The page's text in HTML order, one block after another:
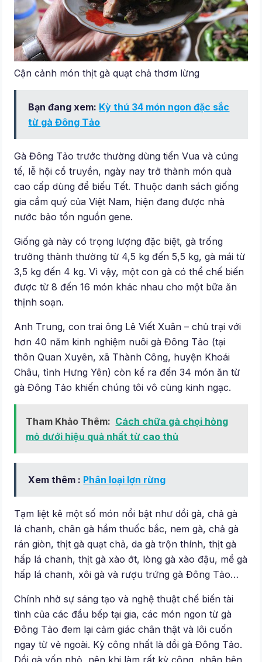
Cận cảnh món thịt gà quạt chả thơm lừng
Bạn đang xem: Kỳ thú 34 món ngon đặc sắc
từ gà Đông Tảo
Gà Đông Tảo trước thường dùng tiến Vua và cúng
tế, lễ hội cổ truyền, ngày nay trở thành món quà
cao cấp dùng để biếu Tết. Thuộc danh sách giống
gia cầm quý của Việt Nam, hiện đang được nhà
nước bảo tồn nguồn gene.
Giống gà này có trọng lượng đặc biệt, gà trống
trưởng thành thường từ 4,5 kg đến 5,5 kg, gà mái từ
3,5 kg đến 4 kg. Vì vậy, một con gà có thể chế biến
được từ 8 đến 16 món khác nhau cho một bữa ăn
thịnh soạn.
Anh Trung, con trai ông Lê Viết Xuân – chủ trại với
hơn 40 năm kinh nghiệm nuôi gà Đông Tảo (tại
thôn Quan Xuyên, xã Thành Công, huyện Khoái
Châu, tỉnh Hưng Yên) còn kể ra đến 34 món ăn từ
gà Đông Tảo khiến chúng tôi vô cùng kinh ngạc.
Tham Khảo Thêm: Cách chữa gà chọi hỏng
mỏ dưới hiệu quả nhất từ cao thủ
Xem thêm : Phân loại lợn rừng
Tạm liệt kê một số món nổi bật như dồi gà, chả gà
lá chanh, chân gà hầm thuốc bắc, nem gà, chả gà
rán giòn, thịt gà quạt chả, da gà trộn thính, thịt gà
hấp lá chanh, thịt gà xào ớt, lòng gà xào đậu, mề gà
hấp lá chanh, xôi gà và rượu trứng gà Đông Tảo…
Chính nhờ sự sáng tạo và nghệ thuật chế biến tài
tình của các đầu bếp tại gia, các món ngon từ gà
Đông Tảo đem lại cảm giác chân thật và lôi cuốn
ngay từ vẻ ngoài. Kỳ công nhất là dồi gà Đông Tảo.
Dồi gà vốn nhỏ, nên khi làm rất kỳ công, nhân bên